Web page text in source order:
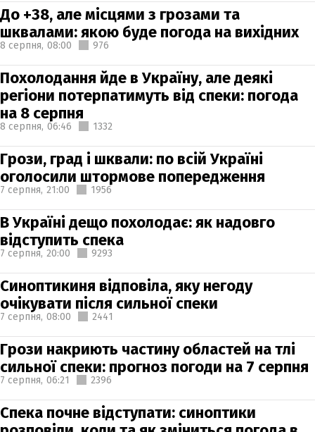
До +38, але місцями з грозами та
шквалами: якою буде погода на вихідних
8 серпня, 08:00 976
Похолодання йде в Україну, але деякі
регіони потерпатимуть від спеки: погода
на 8 серпня
8 серпня, 06:46 1332
Грози, град і шквали: по всій Україні
оголосили штормове попередження
7 серпня, 21:00 1956
В Україні дещо похолодає: як надовго
відступить спека
7 серпня, 20:00 9293
Синоптикиня відповіла, яку негоду
очікувати після сильної спеки
7 серпня, 08:00 2441
Грози накриють частину областей на тлі
сильної спеки: прогноз погоди на 7 серпня
7 серпня, 06:21 2396
Спека почне відступати: синоптики